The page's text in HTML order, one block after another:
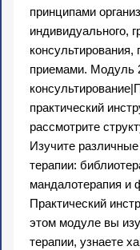
принципами
индивидуального,
приемами. Модуль
практический
рассмотрите
Изучите
терапии:
мандалотерапия и
Практический
этом модуле вы
терапии, узнаете